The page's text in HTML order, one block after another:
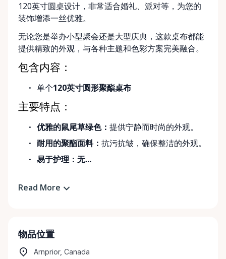
120英寸圆桌设计，非常适合婚礼、派对等，为您的
装饰增添一丝优雅。
无论您是举办小型聚会还是大型庆典，这款桌布都能
提供精致的外观，与各种主题和色彩方案完美融合。
包含内容：
单个120英寸圆形聚酯桌布
主要特点：
优雅的鼠尾草绿色：提供宁静而时尚的外观。
耐用的聚酯面料：抗污抗皱，确保整洁的外观。
易于护理：无...
Read More
物品位置
Arnprior, Canada